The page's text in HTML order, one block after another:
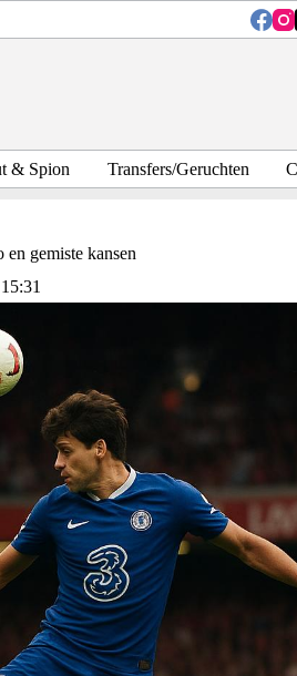
& Spion Transfers/Geruchten
gemiste kansen